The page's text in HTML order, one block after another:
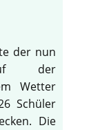
der nun
der
Wetter
Schüler
Die